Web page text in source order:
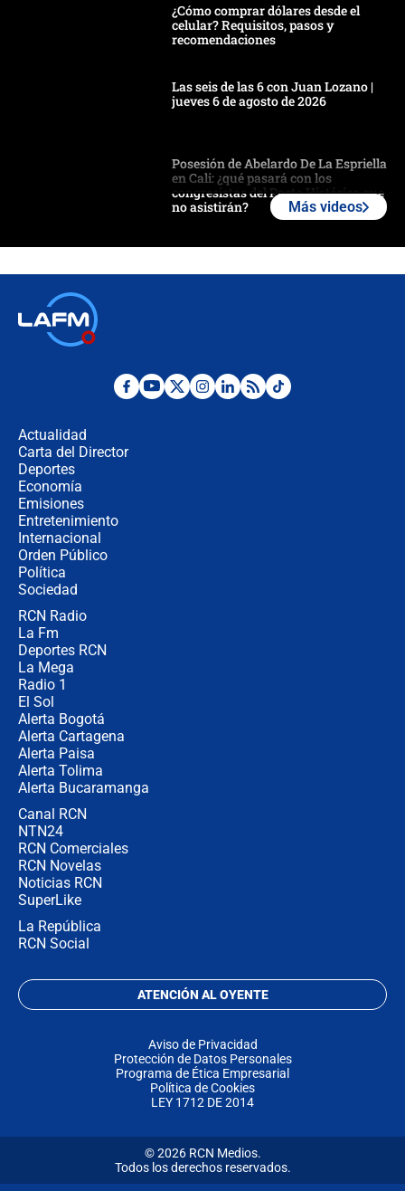
¿Cómo comprar dólares desde el
celular? Requisitos, pasos y
recomendaciones
Las seis de las 6 con Juan Lozano |
jueves 6 de agosto de 2026
Posesión de Abelardo De La Espriella
en Cali: ¿qué pasará con los
congresistas del Pacto Histórico que
no asistirán?
¿Por qué De la Espriella gobernará
Más videos
Actualidad
Carta del Director
Deportes
Economía
Emisiones
Entretenimiento
Internacional
Orden Público
Política
Sociedad
RCN Radio
La Fm
Deportes RCN
La Mega
Radio 1
El Sol
Alerta Bogotá
Alerta Cartagena
Alerta Paisa
Alerta Tolima
Alerta Bucaramanga
Canal RCN
NTN24
RCN Comerciales
RCN Novelas
Noticias RCN
SuperLike
La República
RCN Social
ATENCIÓN AL OYENTE
Aviso de Privacidad
Protección de Datos Personales
Programa de Ética Empresarial
Política de Cookies
LEY 1712 DE 2014
© 2026 RCN Medios.
Todos los derechos reservados.